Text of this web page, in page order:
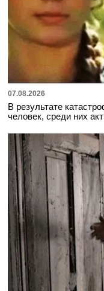
07.08.2026
В результате
человек, среди них